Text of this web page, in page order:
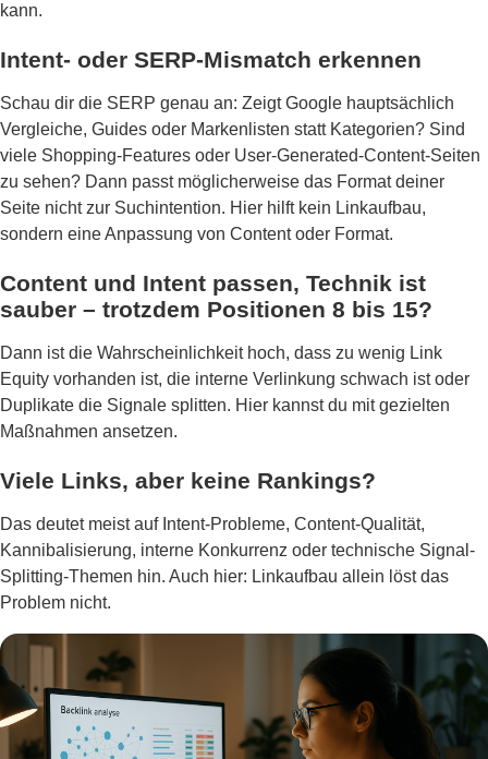
kann.
Intent- oder SERP-Mismatch erkennen
Schau dir die SERP genau an: Zeigt Google hauptsächlich
Vergleiche, Guides oder Markenlisten statt Kategorien? Sind
viele Shopping-Features oder User-Generated-Content-Seiten
zu sehen? Dann passt möglicherweise das Format deiner
Seite nicht zur Suchintention. Hier hilft kein Linkaufbau,
sondern eine Anpassung von Content oder Format.
Content und Intent passen, Technik ist
sauber – trotzdem Positionen 8 bis 15?
Dann ist die Wahrscheinlichkeit hoch, dass zu wenig Link
Equity vorhanden ist, die interne Verlinkung schwach ist oder
Duplikate die Signale splitten. Hier kannst du mit gezielten
Maßnahmen ansetzen.
Viele Links, aber keine Rankings?
Das deutet meist auf Intent-Probleme, Content-Qualität,
Kannibalisierung, interne Konkurrenz oder technische Signal-
Splitting-Themen hin. Auch hier: Linkaufbau allein löst das
Problem nicht.